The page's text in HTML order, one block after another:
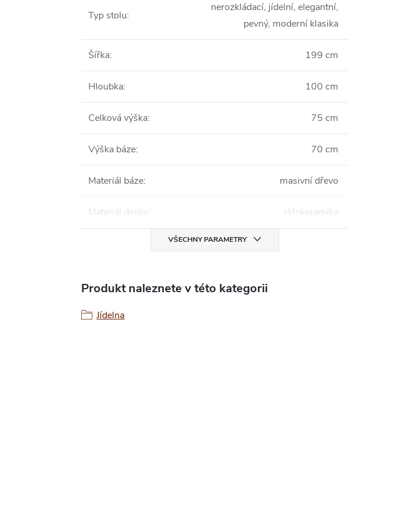
Typ stolu:
nerozkládací, jídelní, elegantní,
pevný, moderní klasika
Šířka: 199 cm
Hloubka: 100 cm
Celková výška: 75 cm
Výška báze: 70 cm
Materiál báze: masivní dřevo
Materiál desky: sklokeramika
VŠECHNY PARAMETRY
Produkt naleznete v této kategorii
Jídelna